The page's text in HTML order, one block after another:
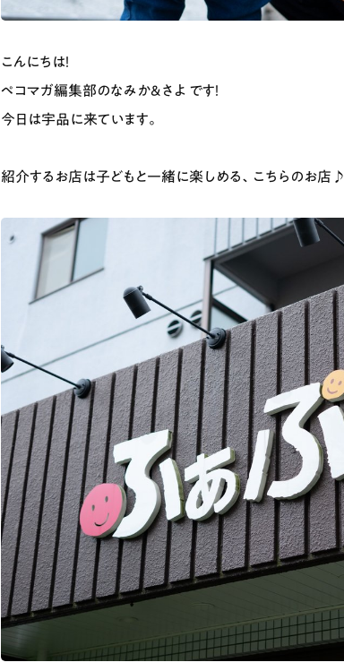
# テイクアウト # 宮島
こんにちは！
ペコマガ編集部のなみか&さよ です！
今日は宇品に来ています。
紹介するお店は子どもと一緒に楽しめる、こちらのお店♪